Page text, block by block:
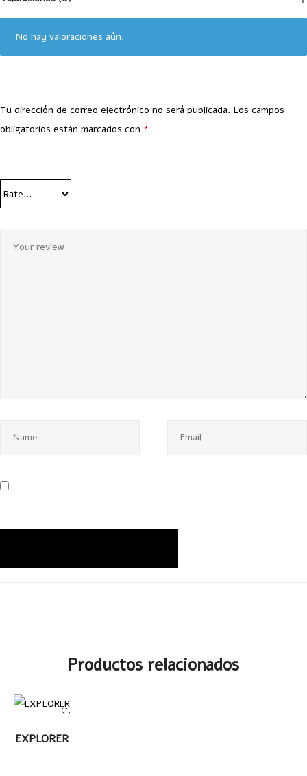
No hay valoraciones aún.
Tu dirección de correo electrónico no será publicada. Los campos
obligatorios están marcados con *
Productos relacionados
LEER MÁS
EXPLORER